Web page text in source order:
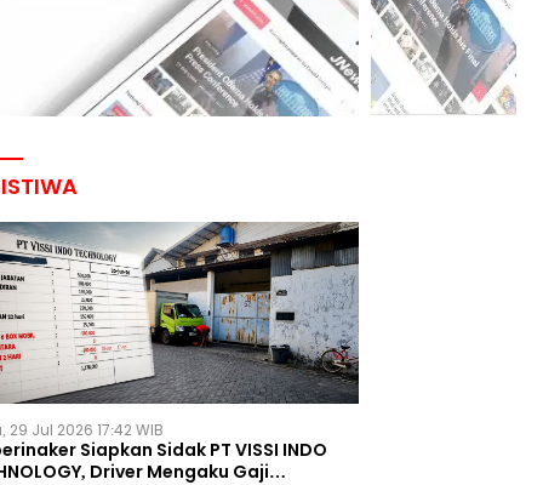
29 Jul 2026 17:42 WIB
Siapkan Sidak PT VISSI INDO
Driver Mengaku Gaji